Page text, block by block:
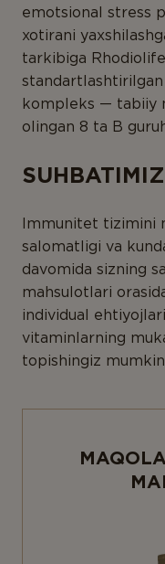
emotsional stress
xotirani
tarkibiga
kompleks — tabiiy
olingan 8 ta B
Immunitet tizimini
salomatligi va
davomida sizning
mahsulotlari
individual
vitaminlarning
topishingiz